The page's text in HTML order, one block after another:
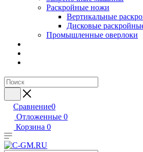
Раскройные ножи
Вертикальные
Дисковые
Промышленные оверлоки
Сравнение0
Отложенные 0
Корзина 0